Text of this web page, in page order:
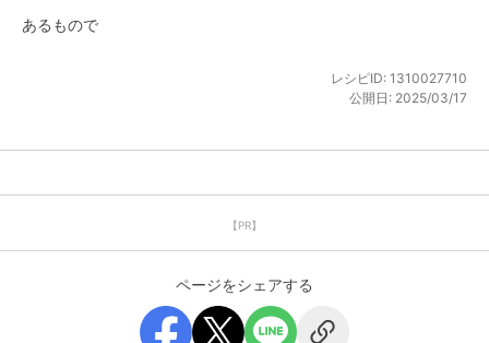
あるもので
レシピID: 1310027710
公開日: 2025/03/17
【PR】
ページをシェアする